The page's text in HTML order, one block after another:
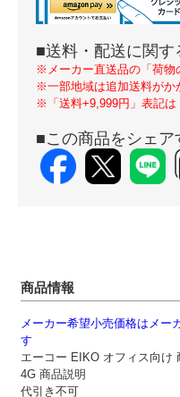
■送料・配送に関す
※メーカー直送品の「荷物
※一部地域は追加送料がか
※「送料+9,999円」表記は
■この商品をシェア
商品情報
メーカー希望小売価格はメー
す
エーコー EIKO オフィス向け
4G 商品説明
代引き不可